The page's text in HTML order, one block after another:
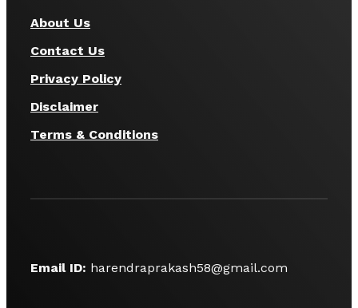
About Us
Contact Us
Privacy Policy
Disclaimer
Terms & Conditions
Email ID: harendraprakash58@gmail.com